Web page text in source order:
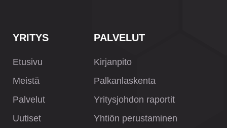
YRITYS
Etusivu
Meistä
Palvelut
Uutiset
PALVELUT
Kirjanpito
Palkanlaskenta
Yritysjohdon raportit
Yhtiön perustaminen